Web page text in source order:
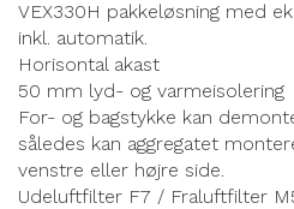
VEX330H pakkeløsning med
inkl. automatik.
Horisontal akast
50 mm lyd- og varmeisolering
For- og bagstykke kan
således kan aggregatet
venstre eller højre side.
Udeluftfilter F7 / Fraluftfilter